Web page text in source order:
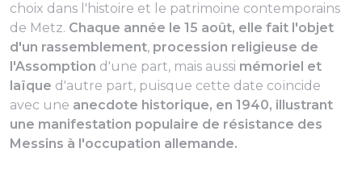
choix dans l'histoire et le patrimoine contemporains
de Metz. Chaque année le 15 août, elle fait l'objet
d'un rassemblement, procession religieuse de
l'Assomption d'une part, mais aussi mémoriel et
laïque d'autre part, puisque cette date coïncide
avec une anecdote historique, en 1940, illustrant
une manifestation populaire de résistance des
Messins à l'occupation allemande.